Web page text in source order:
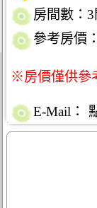
房間數：3
參考房價
※房價僅供參
E-Mail：